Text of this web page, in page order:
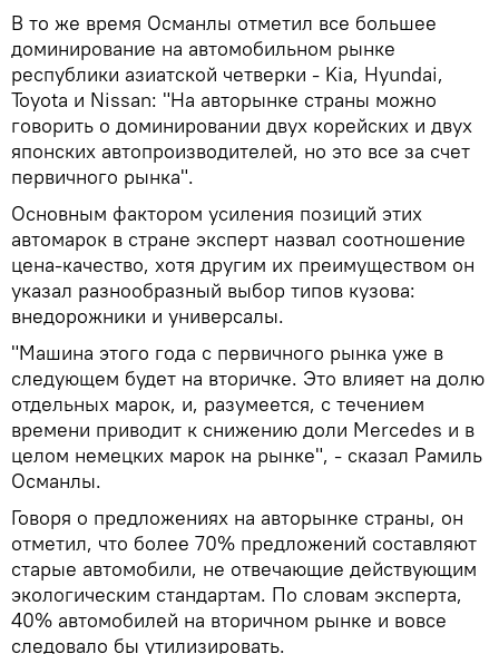
В то же время Османлы отметил все большее
доминирование на автомобильном рынке
республики азиатской четверки - Kia, Hyundai,
Toyota и Nissan: "На авторынке страны можно
говорить о доминировании двух корейских и двух
японских автопроизводителей, но это все за счет
первичного рынка".
Основным фактором усиления позиций этих
автомарок в стране эксперт назвал соотношение
цена-качество, хотя другим их преимуществом он
указал разнообразный выбор типов кузова:
внедорожники и универсалы.
"Машина этого года с первичного рынка уже в
следующем будет на вторичке. Это влияет на долю
отдельных марок, и, разумеется, с течением
времени приводит к снижению доли Mercedes и в
целом немецких марок на рынке", - сказал Рамиль
Османлы.
Говоря о предложениях на авторынке страны, он
отметил, что более 70% предложений составляют
старые автомобили, не отвечающие действующим
экологическим стандартам. По словам эксперта,
40% автомобилей на вторичном рынке и вовсе
следовало бы утилизировать.